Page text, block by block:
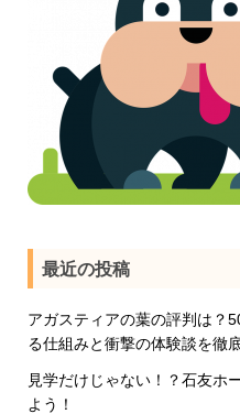
最近の投稿
アガスティアの葉の評判は？
る仕組みと衝撃の体験談を徹
見学だけじゃない！？石友ホ
よう！